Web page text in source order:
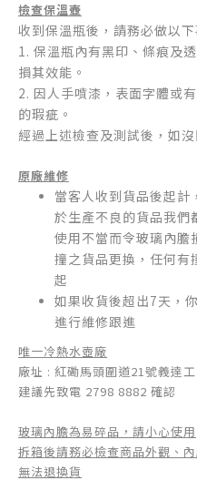
檢查保溫壺
收到保溫瓶後，請務必做以下
1. 保溫瓶內有黑印、條痕及
損其效能。
2. 因人手噴漆，表面字體或
的瑕疵。
經過上述檢查及測試後，如
原廠維修
當客人收到貨品後起計
於生產不良的貨品我們
使用不當而令玻璃內膽
撞之貨品更換，任何有
起
如果收貨後超出7天，
進行維修跟進
唯一冷熱水壺廠
廠址 : 紅磡馬頭圍道21號義達
建議先致電 2798 8882 確認
玻璃內膽為易碎品，請小心使用
拆箱後請務必檢查商品外觀、
無法退換貨